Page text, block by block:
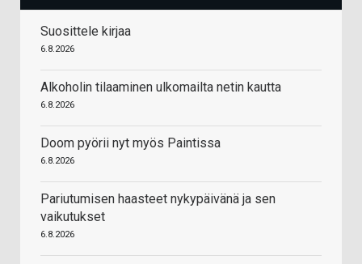
Suosittele kirjaa
6.8.2026
Alkoholin tilaaminen ulkomailta netin kautta
6.8.2026
Doom pyörii nyt myös Paintissa
6.8.2026
Pariutumisen haasteet nykypäivänä ja sen
vaikutukset
6.8.2026